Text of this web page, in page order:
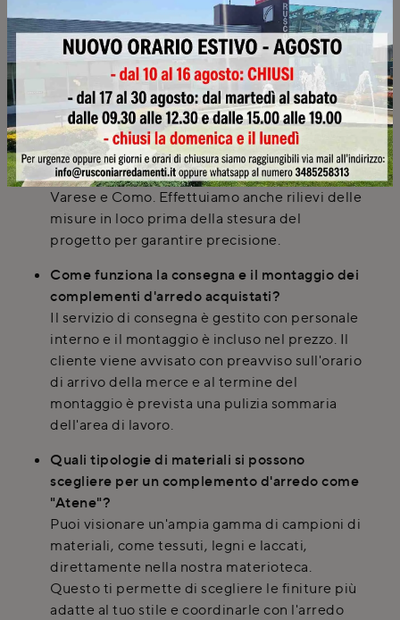
per realizzare mobili su misura e una vasta
materioteca per scegliere materiali e finiture
ideali.
È possibile richiedere una consulenza a
domicilio per la scelta di complementi
d'arredo a Varese o Como?
Sì, offriamo consulenze a domicilio per la
progettazione in diverse località, inclusi
Varese e Como. Effettuiamo anche rilievi delle
misure in loco prima della stesura del
progetto per garantire precisione.
Come funziona la consegna e il montaggio dei
complementi d'arredo acquistati?
Il servizio di consegna è gestito con personale
interno e il montaggio è incluso nel prezzo. Il
cliente viene avvisato con preavviso sull'orario
di arrivo della merce e al termine del
montaggio è prevista una pulizia sommaria
dell'area di lavoro.
Quali tipologie di materiali si possono
scegliere per un complemento d'arredo come
"Atene"?
Puoi visionare un'ampia gamma di campioni di
materiali, come tessuti, legni e laccati,
direttamente nella nostra materioteca.
Questo ti permette di scegliere le finiture più
adatte al tuo stile e coordinarle con l'arredo